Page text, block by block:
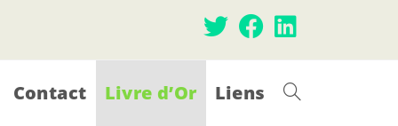
Contact Livre d’Or Liens Toggle